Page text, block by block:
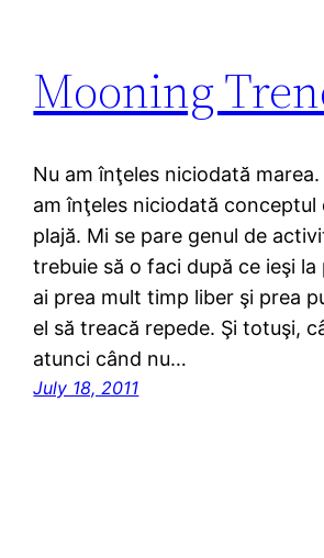
Mooning
Nu am înţeles niciodată
am înţeles niciodată conceptul
plajă. Mi se pare genul de
trebuie să o faci după ce ieşi la
ai prea mult timp liber şi prea
el să treacă repede. Şi totuşi,
atunci când nu…
July 18, 2011